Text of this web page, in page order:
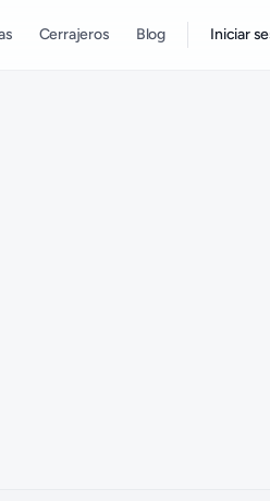
Cerrajeros Blog Iniciar